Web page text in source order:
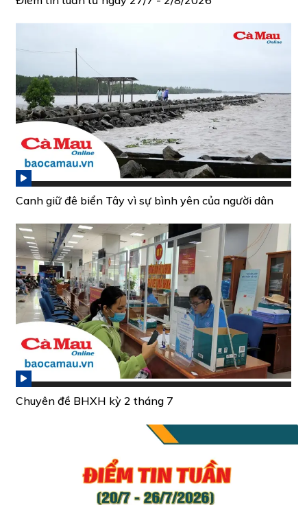
Canh giữ đê biển Tây vì sự bình yên của người dân
Chuyên đề BHXH kỳ 2 tháng 7